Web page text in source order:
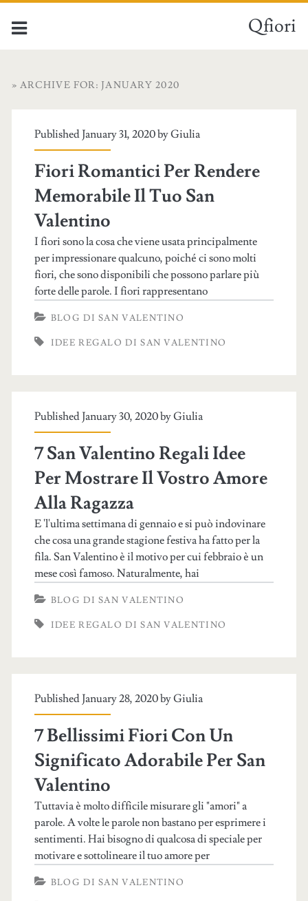
Qfiori
» ARCHIVE FOR: JANUARY 2020
Published January 31, 2020 byGiulia
Fiori Romantici Per Rendere
Memorabile Il Tuo San
Valentino
I fiori sono la cosa che viene usata principalmente
per impressionare qualcuno, poiché ci sono molti
fiori, che sono disponibili che possono parlare più
forte delle parole. I fiori rappresentano
BLOG DI SAN VALENTINO
IDEE REGALO DI SAN VALENTINO
Published January 30, 2020 byGiulia
7 San Valentino Regali Idee
Per Mostrare Il Vostro Amore
Alla Ragazza
E 'l'ultima settimana di gennaio e si può indovinare
che cosa una grande stagione festiva ha fatto per la
fila. San Valentino è il motivo per cui febbraio è un
mese così famoso. Naturalmente, hai
BLOG DI SAN VALENTINO
IDEE REGALO DI SAN VALENTINO
Published January 28, 2020 byGiulia
7 Bellissimi Fiori Con Un
Significato Adorabile Per San
Valentino
Tuttavia è molto difficile misurare gli "amori" a
parole. A volte le parole non bastano per esprimere i
sentimenti. Hai bisogno di qualcosa di speciale per
motivare e sottolineare il tuo amore per
BLOG DI SAN VALENTINO